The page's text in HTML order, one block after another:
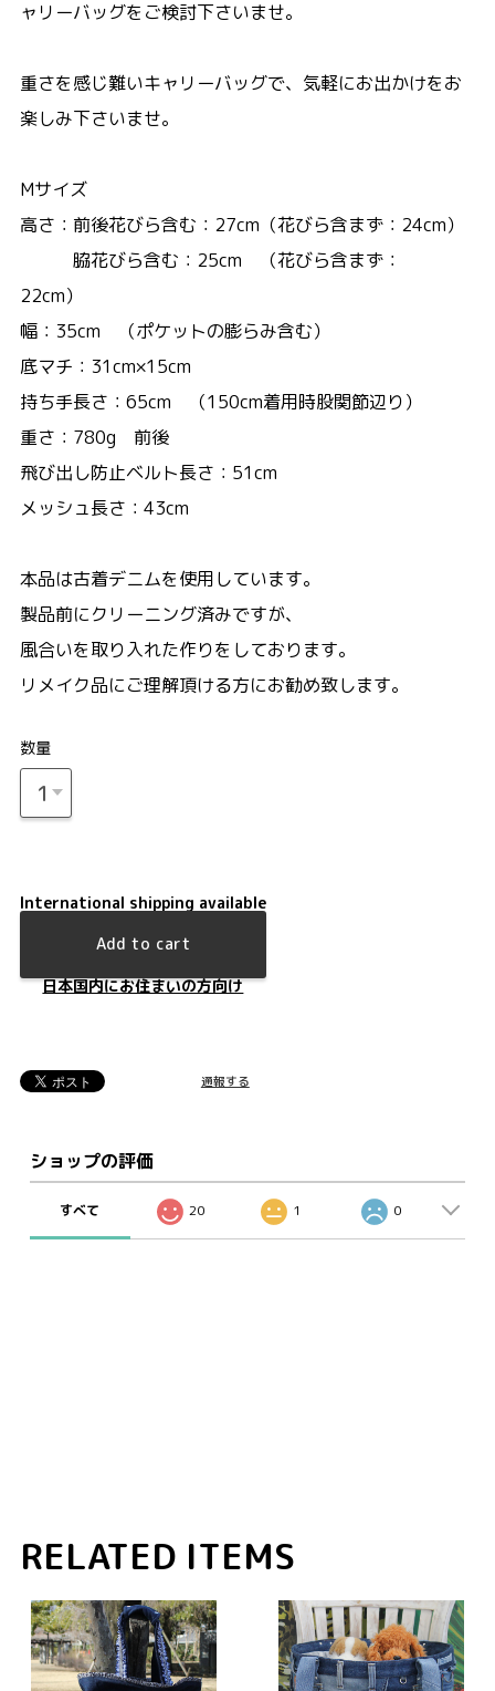
ャリーバッグをご検討下さいませ。
重さを感じ難いキャリーバッグで、気軽にお出かけをお
楽しみ下さいませ。
Mサイズ
高さ：前後花びら含む：27cm（花びら含まず：24cm）
脇花びら含む：25cm （花びら含まず：
22cm）
幅：35cm （ポケットの膨らみ含む）
底マチ：31cm×15cm
持ち手長さ：65cm （150cm着用時股関節辺り）
重さ：780g 前後
飛び出し防止ベルト長さ：51cm
メッシュ長さ：43cm
本品は古着デニムを使用しています。
製品前にクリーニング済みですが、
風合いを取り入れた作りをしております。
リメイク品にご理解頂ける方にお勧め致します。
数量
International shipping available
Add to cart
日本国内にお住まいの方向け
通報する
ショップの評価
すべて 20 1 0
RELATED ITEMS